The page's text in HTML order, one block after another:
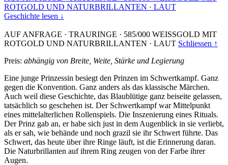
ROTGOLD UND NATURBRILLANTEN · LAUT
Geschichte lesen ↓
AUF ANFRAGE · TRAURINGE · 585/000 WEISSGOLD MIT
ROTGOLD UND NATURBRILLANTEN · LAUT Schliessen ↑
Preis: abhängig von Breite, Weite, Stärke und Legierung
Eine junge Prinzessin besiegt den Prinzen im Schwertkampf. Ganz
gegen die Konvention. Ganz anders als das klassische Märchen.
Auch weil diese Geschichte, das Blaublütige ganz beiseite gelassen,
tatsächlich so geschehen ist. Der Schwertkampf war Mittelpunkt
eines mittelalterlichen Rollenspiels. Die Inszenierung eines Rituals.
Der Prinz gab an, er habe sich just in dem Augenblick in sie verliebt,
als er sah, wie behände und noch grazil sie ihr Schwert führte. Das
Schwert, das heute über ihre Ringe läuft, ist die Erinnerung daran.
Die Naturbrillanten auf ihrem Ring zeugen von der Farbe ihrer
Augen.